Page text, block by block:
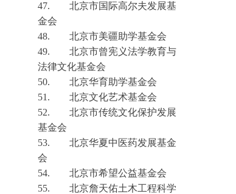
47.
北京市国际高尔夫发展基
金会
48.
北京市美疆助学基金会
49.
北京市曾宪义法学教育与
法律文化基金会
50.
北京华育助学基金会
51.
北京文化艺术基金会
52.
北京市传统文化保护发展
基金会
53.
北京华夏中医药发展基金
会
54.
北京市希望公益基金会
55.
北京詹天佑土木工程科学